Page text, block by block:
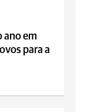
ano em
para a